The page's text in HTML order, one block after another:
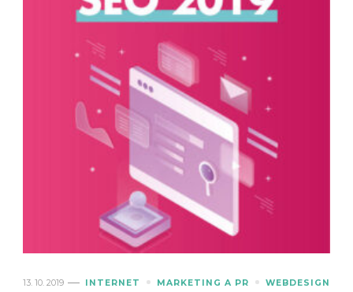
13. 10. 2019 INTERNET MARKETING A PR WEBDESIGN